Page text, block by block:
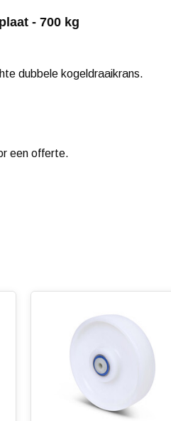
- 700 kg
dubbele kogeldraaikrans.
een offerte.